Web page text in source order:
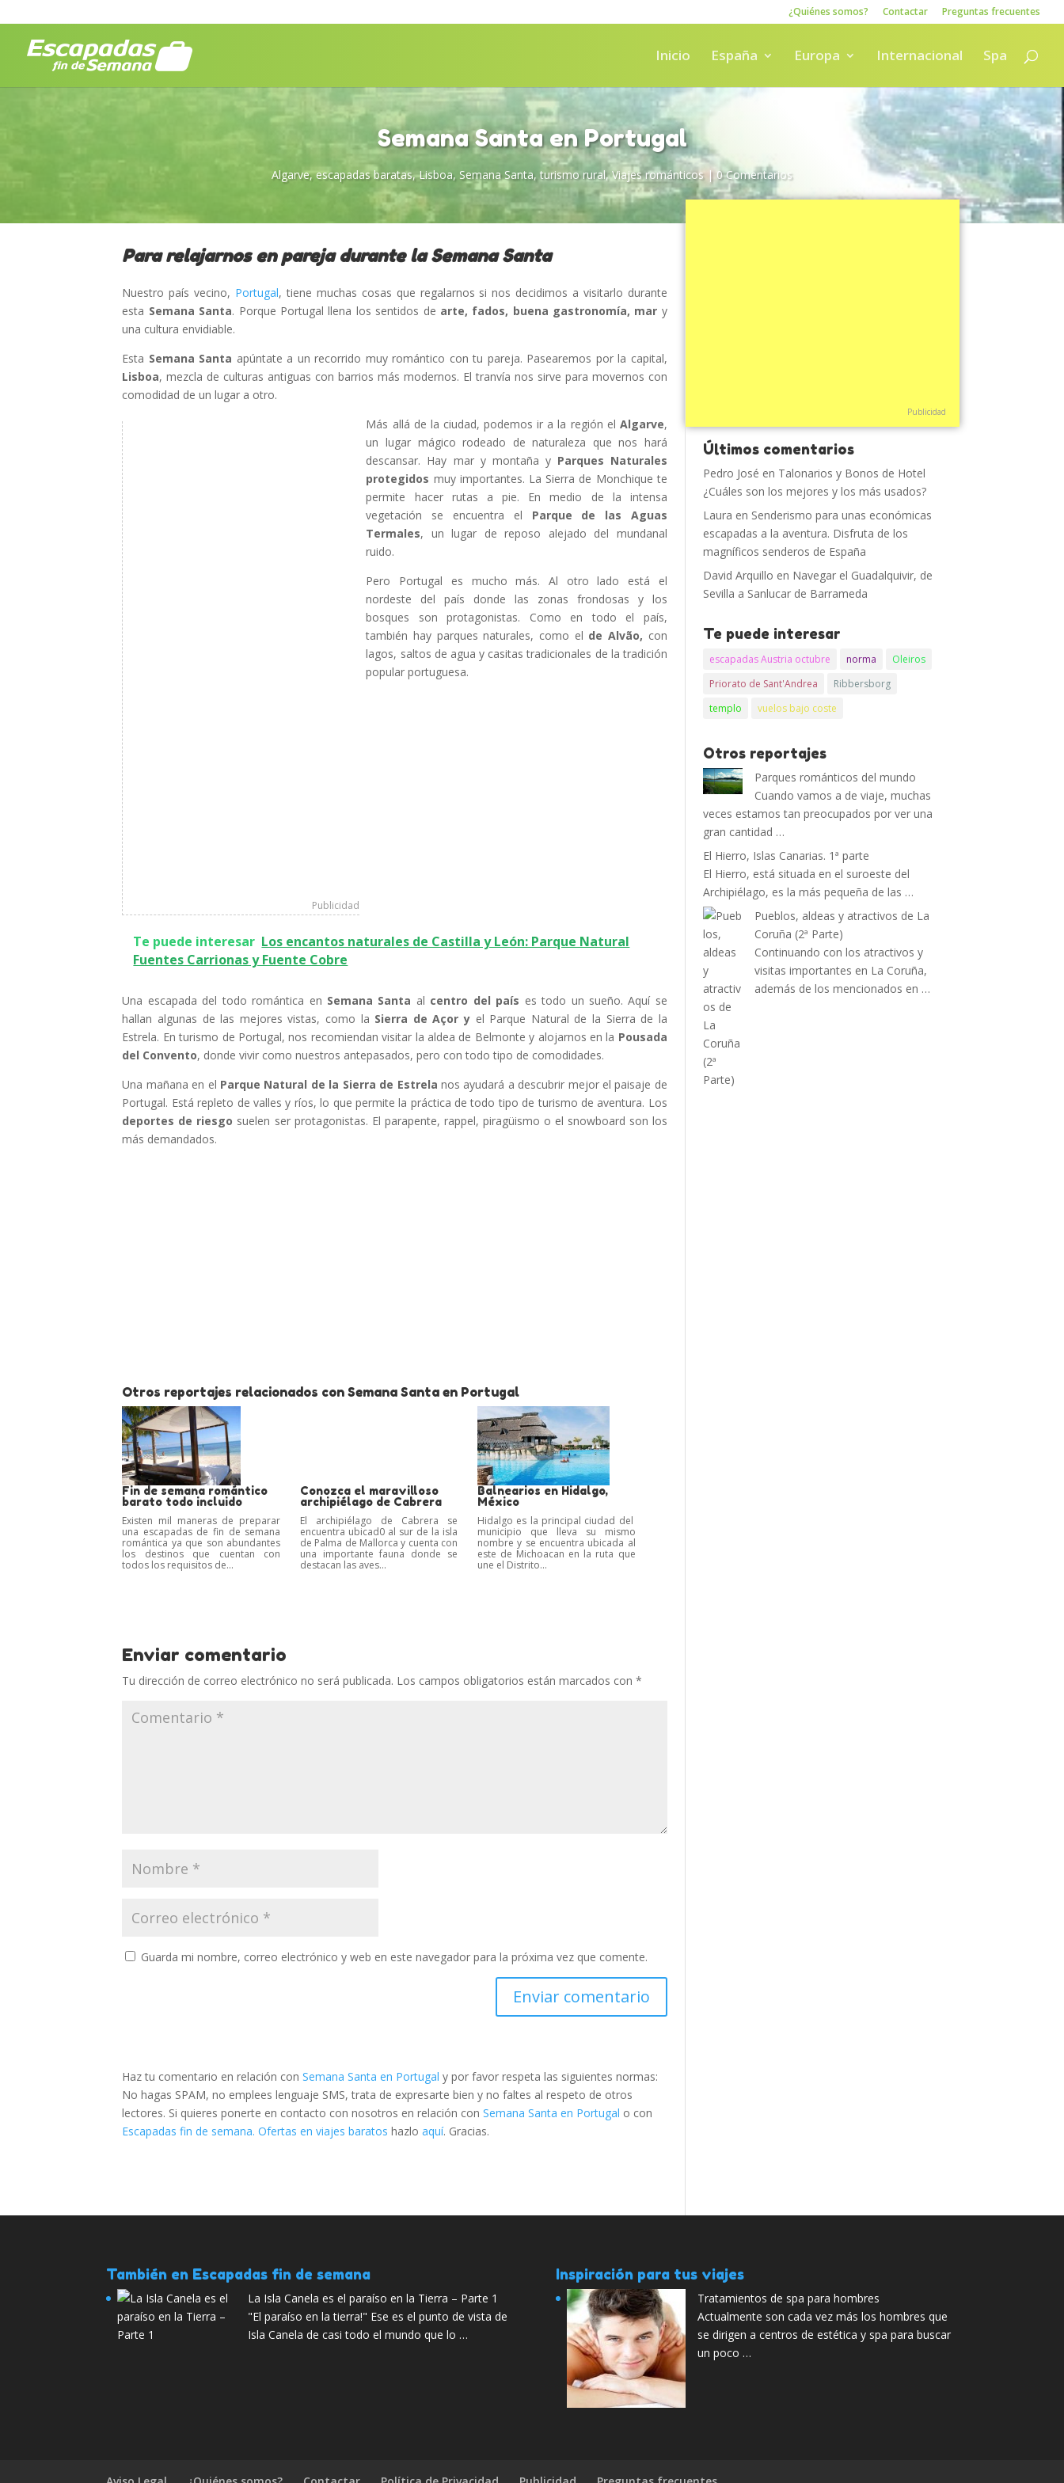
¿Quiénes somos? Contactar Preguntas frecuentes
Inicio España Europa Internacional Spa
Semana Santa en Portugal
Algarve,escapadas baratas,Lisboa, Semana Santa, turismo rural,Viajes románticos| 0 Comentarios
Para relajarnos en pareja durante la Semana Santa
Nuestro país vecino, Portugal, tiene muchas cosas que regalarnos si nos decidimos a visitarlo durante
esta Semana Santa. Porque Portugal llena los sentidos de arte, fados, buena gastronomía, mar y
una cultura envidiable.
Esta Semana Santa apúntate a un recorrido muy romántico con tu pareja. Pasearemos por la capital,
Lisboa, mezcla de culturas antiguas con barrios más modernos. El tranvía nos sirve para movernos con
comodidad de un lugar a otro.
Publicidad
Más allá de la ciudad, podemos ir a la región el Algarve,
un lugar mágico rodeado de naturaleza que nos hará
descansar. Hay mar y montaña y Parques Naturales
protegidos muy importantes. La Sierra de Monchique te
permite hacer rutas a pie. En medio de la intensa
vegetación se encuentra el Parque de las Aguas
Termales, un lugar de reposo alejado del mundanal
ruido.
Pero Portugal es mucho más. Al otro lado está el
nordeste del país donde las zonas frondosas y los
bosques son protagonistas. Como en todo el país,
también hay parques naturales, como el de Alvão, con
lagos, saltos de agua y casitas tradicionales de la tradición
popular portuguesa.
Te puede interesar Los encantos naturales de Castilla y León: Parque Natural
Fuentes Carrionas y Fuente Cobre
Una escapada del todo romántica en Semana Santa al centro del país es todo un sueño. Aquí se
hallan algunas de las mejores vistas, como la Sierra de Açor y el Parque Natural de la Sierra de la
Estrela. En turismo de Portugal, nos recomiendan visitar la aldea de Belmonte y alojarnos en la Pousada
del Convento, donde vivir como nuestros antepasados, pero con todo tipo de comodidades.
Una mañana en el Parque Natural de la Sierra de Estrela nos ayudará a descubrir mejor el paisaje de
Portugal. Está repleto de valles y ríos, lo que permite la práctica de todo tipo de turismo de aventura. Los
deportes de riesgo suelen ser protagonistas. El parapente, rappel, piragüismo o el snowboard son los
más demandados.
Otros reportajes relacionados con Semana Santa en Portugal
Fin de semana romántico
barato todo incluido
Existen mil maneras de preparar
una escapadas de fin de semana
romántica ya que son abundantes
los destinos que cuentan con
todos los requisitos de...
Conozca el maravilloso
archipiélago de Cabrera
El archipiélago de Cabrera se
encuentra ubicad0 al sur de la isla
de Palma de Mallorca y cuenta con
una importante fauna donde se
destacan las aves...
Balnearios en Hidalgo,
México
Hidalgo es la principal ciudad del
municipio que lleva su mismo
nombre y se encuentra ubicada al
este de Michoacan en la ruta que
une el Distrito...
Enviar comentario
Tu dirección de correo electrónico no será publicada. Los campos obligatorios están marcados con*
Guarda mi nombre, correo electrónico y web en este navegador para la próxima vez que comente.
Haz tu comentario en relación conSemana Santa en Portugal y por favor respeta las siguientes normas:
No hagas SPAM, no emplees lenguaje SMS, trata de expresarte bien y no faltes al respeto de otros
lectores. Si quieres ponerte en contacto con nosotros en relación conSemana Santa en Portugal o con
Escapadas fin de semana. Ofertas en viajes baratos hazloaquí. Gracias.
Publicidad
Últimos comentarios
Pedro José en Talonarios y Bonos de Hotel
¿Cuáles son los mejores y los más usados?
Laura en Senderismo para unas económicas
escapadas a la aventura. Disfruta de los
magníficos senderos de España
David Arquillo en Navegar el Guadalquivir, de
Sevilla a Sanlucar de Barrameda
Te puede interesar
escapadas Austria octubre norma
Oleiros
Priorato de Sant'Andrea
Ribbersborg
templo
vuelos bajo coste
Otros reportajes
Parques románticos del mundo
Cuando vamos a de viaje, muchas
veces estamos tan preocupados por ver una
gran cantidad …
El Hierro, Islas Canarias. 1ª parte
El Hierro, está situada en el suroeste del
Archipiélago, es la más pequeña de las …
Pueblos, aldeas y atractivos de La
Coruña (2ª Parte)
Continuando con los atractivos y
visitas importantes en La Coruña,
además de los mencionados en …
También en Escapadas fin de semana
La Isla Canela es el paraíso en la Tierra – Parte 1
"El paraíso en la tierra!" Ese es el punto de vista de
Isla Canela de casi todo el mundo que lo …
Inspiración para tus viajes
Tratamientos de spa para hombres
Actualmente son cada vez más los hombres que
se dirigen a centros de estética y spa para buscar
un poco …